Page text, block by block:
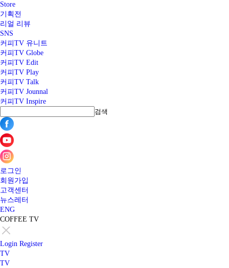
Store
기획전
리얼 리뷰
SNS
커피TV 유니트
커피TV Globe
커피TV Edit
커피TV Play
커피TV Talk
커피TV Jounnal
커피TV Inspire
검색
로그인
회원가입
고객센터
뉴스레터
ENG
COFFEE TV
Login Register
TV
TV